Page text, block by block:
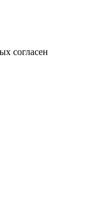
согласен